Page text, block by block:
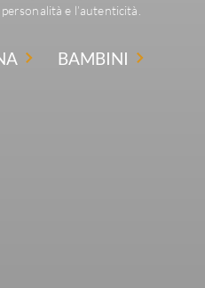
e l’autenticità.
BAMBINI